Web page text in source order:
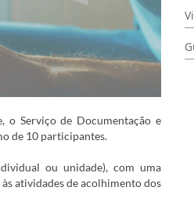
o Serviço de Documentação e
de 10 participantes.
ou unidade), com uma
atividades de acolhimento dos